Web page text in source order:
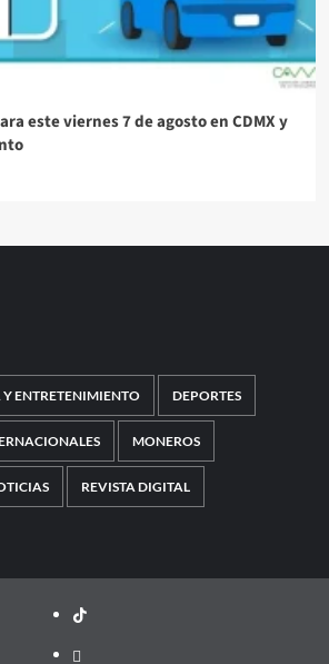
este viernes 7 de agosto en CDMX y
Y ENTRETENIMIENTO DEPORTES
MONEROS
REVISTA DIGITAL
TikTok
threads